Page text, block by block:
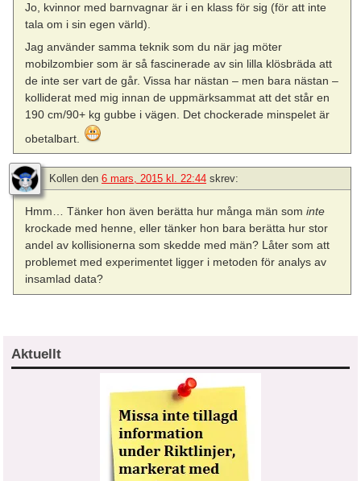
Jo, kvinnor med barnvagnar är i en klass för sig (för att inte
tala om i sin egen värld).
Jag använder samma teknik som du när jag möter
mobilzombier som är så fascinerade av sin lilla klösbräda att
de inte ser vart de går. Vissa har nästan – men bara nästan –
kolliderat med mig innan de uppmärksammat att det står en
190 cm/90+ kg gubbe i vägen. Det chockerade minspelet är
obetalbart.
Kollen den 6 mars, 2015 kl. 22:44 skrev:
Hmm… Tänker hon även berätta hur många män sominte
krockade med henne, eller tänker hon bara berätta hur stor
andel av kollisionerna som skedde med män? Låter som att
problemet med experimentet ligger i metoden för analys av
insamlad data?
Aktuellt